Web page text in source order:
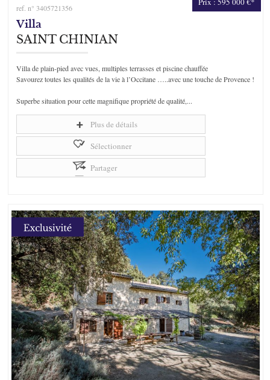
ref. n° 3405721356
Villa
SAINT CHINIAN
Villa de plain-pied avec vues, multiples terrasses et piscine chauffée
Savourez toutes les qualités de la vie à l’Occitane …..avec une touche de Provence !
Superbe situation pour cette magnifique propriété de qualité,...
Plus de détails
Sélectionner
Partager